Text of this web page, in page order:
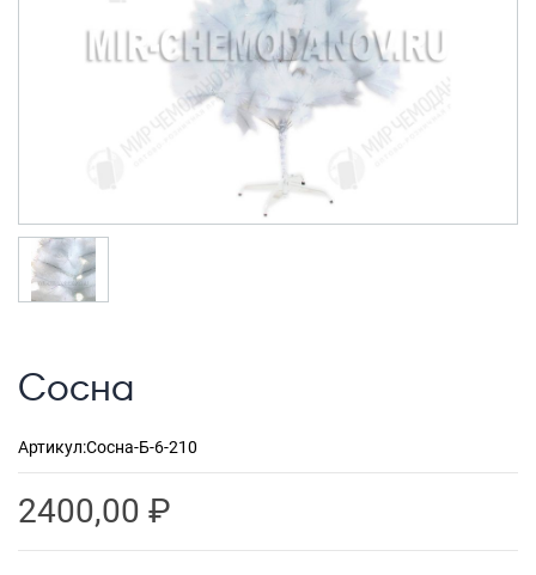
Сумки-рюкзаки на колёсах
Сумки детские
Рюкзаки
Рюкзаки городские
Рюкзаки школьные
Рюкзаки подростковые
Сосна
Артикул:Сосна-Б-6-210
2400,00 ₽